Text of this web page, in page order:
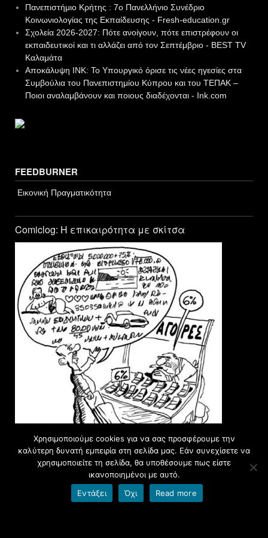
Πανεπιστήμιο Κρήτης : 7ο Πανελλήνιο Συνέδριο
Κοινωνιολογίας της Εκπαίδευσης - Fresh-education.gr
Σχολεία 2026-2027: Πότε ανοίγουν, πότε επιστρέφουν οι
εκπαιδευτικοί και τι αλλάζει από τον Σεπτέμβριο - BEST TV
Καλαμάτα
Αποκάλυψη INK: Το Υπουργικό όρισε τις νέες ηγεσίες στα
Συμβούλια του Πανεπιστημίου Κύπρου και του ΤΕΠΑΚ –
Ποιοι αναλαμβάνουν και ποιους διαδέχονται - Ink.com
FEEDBURNER
Εικονική Πραγματικότητα
Comiclog: Η επικαιρότητα με σκίτσα
ΤουΓ. ΙΩΑΝΝΟΥαπό τοΕΘΝΟΣ
Φιλοξενία από το blogs.sch.gr|Όροι χρήσης blogs.sch.gr
Δήλωση προσβασιμότητας
Χρησιμοποιούμε cookies για να σας προσφέρουμε την
καλύτερη δυνατή εμπειρία στη σελίδα μας. Εάν συνεχίσετε να
χρησιμοποιείτε τη σελίδα, θα υποθέσουμε πως είστε
ικανοποιημένοι με αυτό.
Εντάξει
Όχι Read more